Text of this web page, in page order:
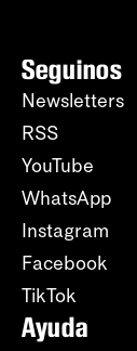
Seguinos
Newsletters
RSS
YouTube
WhatsApp
Instagram
Facebook
TikTok
Ayuda